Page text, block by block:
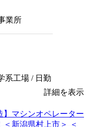
業所
系工場 / 日勤
詳細を表示